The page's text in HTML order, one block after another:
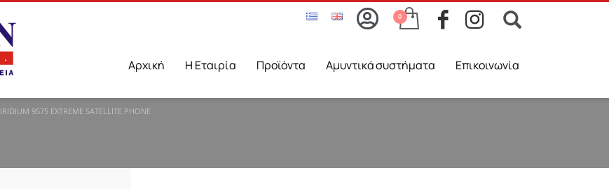
Αρχική Η Εταιρία Προϊόντα Aμυντικά συστήματα Επικοινωνία
IRIDIUM 9575 EXTREME SATELLITE PHONE